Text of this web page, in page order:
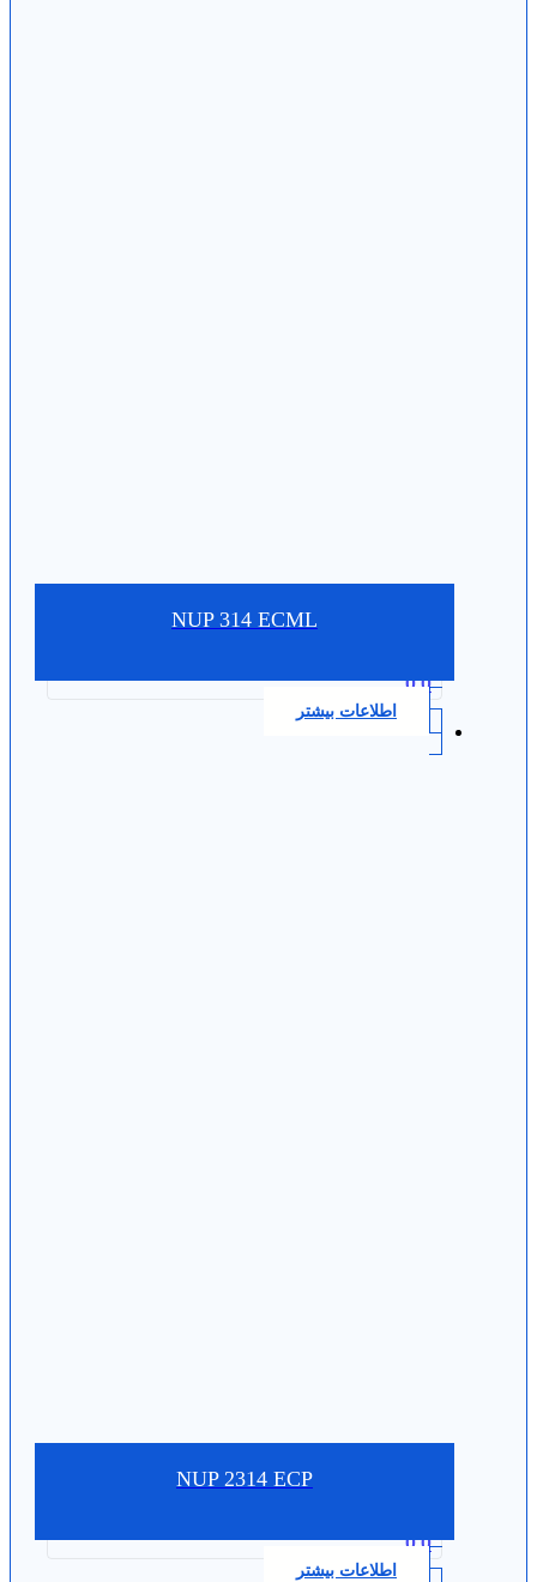
NUP 314 ECML
0.0
اطلاعات بیشتر
NUP 2314 ECP
0.0
اطلاعات بیشتر